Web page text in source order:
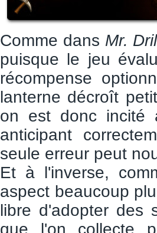
Comme dans Mr.
puisque le jeu
récompense
lanterne décroît
on est donc incité
anticipant
seule erreur peut
Et à l'inverse,
aspect beaucoup
libre d'adopter des
que l'on collecte